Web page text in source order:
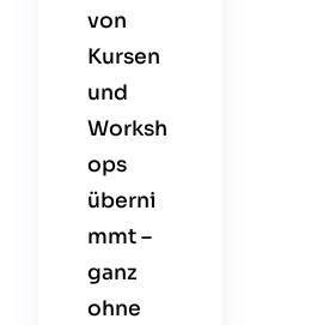
von
Kursen
und
Worksh
ops
überni
mmt –
ganz
ohne